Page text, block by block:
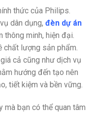
thức của Philips.
dân dụng, đèn dự án
thông minh, hiện đại.
chất lượng sản phẩm.
cả cũng như dịch vụ
hướng đến tạo nên
tiết kiệm và bền vững.
bạn có thể quan tâm